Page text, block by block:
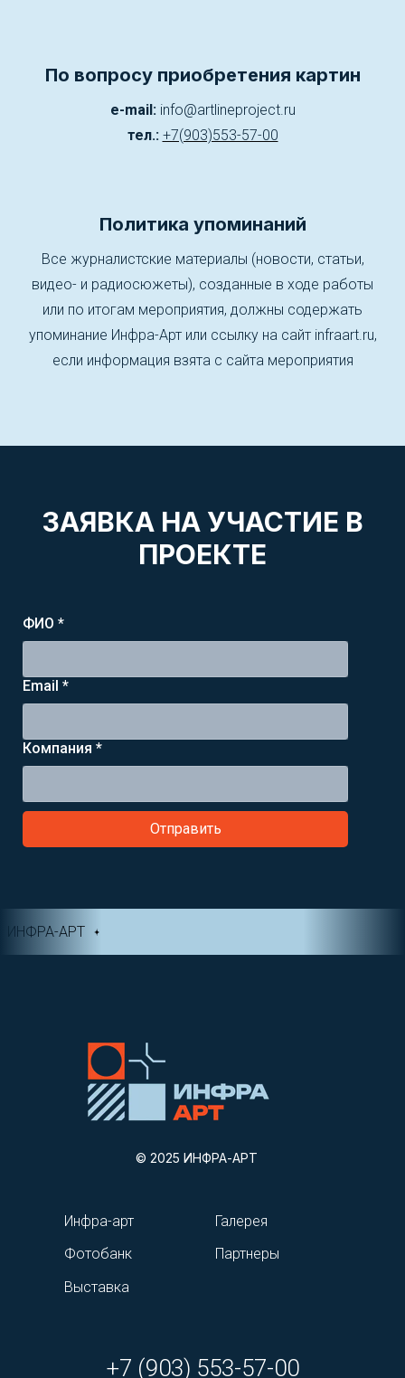
По вопросу приобретения картин
e-mail:info@artlineproject.ru
тел.: +7(903)553-57-00
Политика упоминаний
Все журналистские материалы (новости, статьи,
видео- и радиосюжеты), созданные в ходе работы
или по итогам мероприятия, должны содержать
упоминание Инфра-Арт или ссылку на сайт infraart.ru,
если информация взята с сайта мероприятия
ИНФРА-АРТ
ЗАЯВКА НА УЧАСТИЕ В
ПРОЕКТЕ
ФИО *
Email *
Компания *
Отправить
+7 (903) 553-57-00
Галерея
Партнеры
Инфра-арт
Фотобанк
Выставка
© 2025 ИНФРА-АРТ